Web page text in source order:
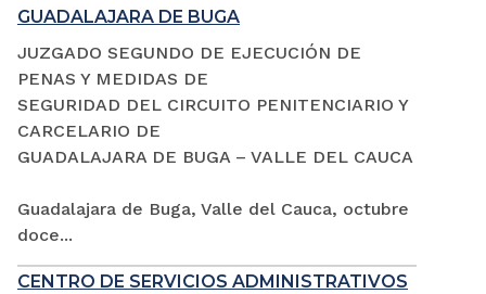
GUADALAJARA DE BUGA
JUZGADO SEGUNDO DE EJECUCIÓN DE
PENAS Y MEDIDAS DE
SEGURIDAD DEL CIRCUITO PENITENCIARIO Y
CARCELARIO DE
GUADALAJARA DE BUGA – VALLE DEL CAUCA
Guadalajara de Buga, Valle del Cauca, octubre
doce...
CENTRO DE SERVICIOS ADMINISTRATIVOS